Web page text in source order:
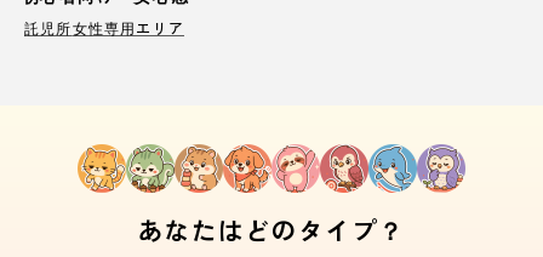
託児所女性専用エリア
あなたはどのタイプ？